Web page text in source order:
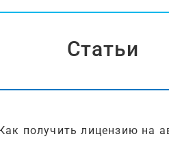
Статьи
получить лицензию на